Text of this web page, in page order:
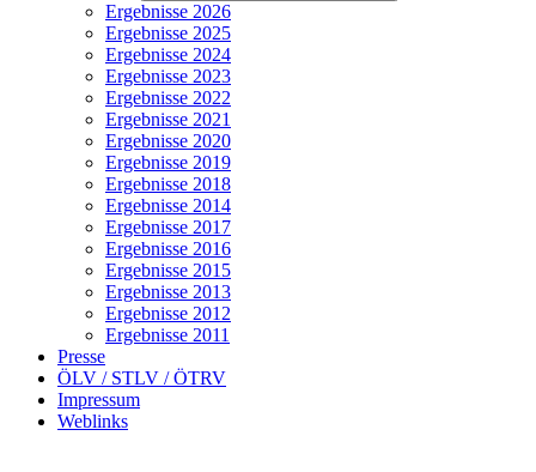
Ergebnisse 2026
Ergebnisse 2025
Ergebnisse 2024
Ergebnisse 2023
Ergebnisse 2022
Ergebnisse 2021
Ergebnisse 2020
Ergebnisse 2019
Ergebnisse 2018
Ergebnisse 2014
Ergebnisse 2017
Ergebnisse 2016
Ergebnisse 2015
Ergebnisse 2013
Ergebnisse 2012
Ergebnisse 2011
Presse
ÖLV / STLV / ÖTRV
Impressum
Weblinks